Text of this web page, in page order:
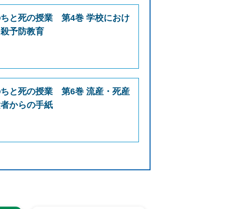
と死の授業 第4巻 学校におけ
予防教育
と死の授業 第6巻 流産・死産
からの手紙